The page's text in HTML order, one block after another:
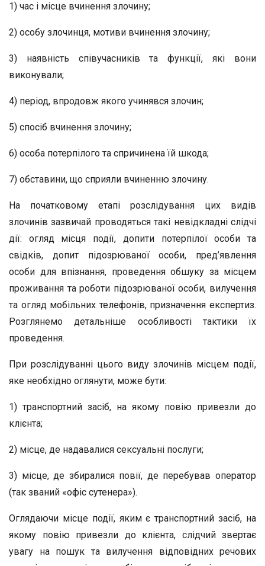
1) час і місце вчинення злочину;
2) особу злочинця, мотиви вчинення злочину;
3) наявність співучасників та функції, які вони
виконували;
4) період, впродовж якого учинявся злочин;
5) спосіб вчинення злочину;
6) особа потерпілого та спричинена їй шкода;
7) обставини, що сприяли вчиненню злочину.
На початковому етапі розслідування цих видів
злочинів зазвичай проводяться такі невідкладні слідчі
дії: огляд місця події, допити потерпілої особи та
свідків, допит підозрюваної особи, пред’явлення
особи для впізнання, проведення обшуку за місцем
проживання та роботи підозрюваної особи, вилучення
та огляд мобільних телефонів, призначення експертиз.
Розглянемо детальніше особливості тактики їх
проведення.
При розслідуванні цього виду злочинів місцем події,
яке необхідно оглянути, може бути:
1) транспортний засіб, на якому повію привезли до
клієнта;
2) місце, де надавалися сексуальні послуги;
3) місце, де збиралися повії, де перебував оператор
(так званий «офіс сутенера»).
Оглядаючи місце події, яким є транспортний засіб, на
якому повію привезли до клієнта, слідчий звертає
увагу на пошук та вилучення відповідних речових